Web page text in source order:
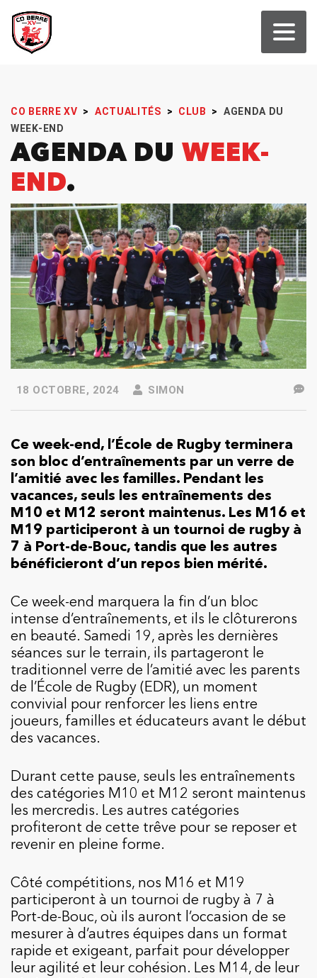
CO BERRE XV > ACTUALITÉS > CLUB >
AGENDA DU
WEEK-END
AGENDA DU WEEK-
END
18 OCTOBRE, 2024 SIMON
Ce week-end, l’École de Rugby terminera
son bloc d’entraînements par un verre de
l’amitié avec les familles. Pendant les
vacances, seuls les entraînements des
M10 et M12 seront maintenus. Les M16 et
M19 participeront à un tournoi de rugby à
7 à Port-de-Bouc, tandis que les autres
bénéficieront d’un repos bien mérité.
Ce week-end marquera la fin d’un bloc
intense d’entraînements, et ils le clôturerons
en beauté. Samedi 19, après les dernières
séances sur le terrain, ils partageront le
traditionnel verre de l’amitié avec les parents
de l’École de Rugby (EDR), un moment
convivial pour renforcer les liens entre
joueurs, familles et éducateurs avant le début
des vacances.
Durant cette pause, seuls les entraînements
des catégories M10 et M12 seront maintenus
les mercredis. Les autres catégories
profiteront de cette trêve pour se reposer et
revenir en pleine forme.
Côté compétitions, nos M16 et M19
participeront à un tournoi de rugby à 7 à
Port-de-Bouc, où ils auront l’occasion de se
mesurer à d’autres équipes dans un format
rapide et exigeant, parfait pour développer
leur agilité et leur cohésion. Les M14, de leur